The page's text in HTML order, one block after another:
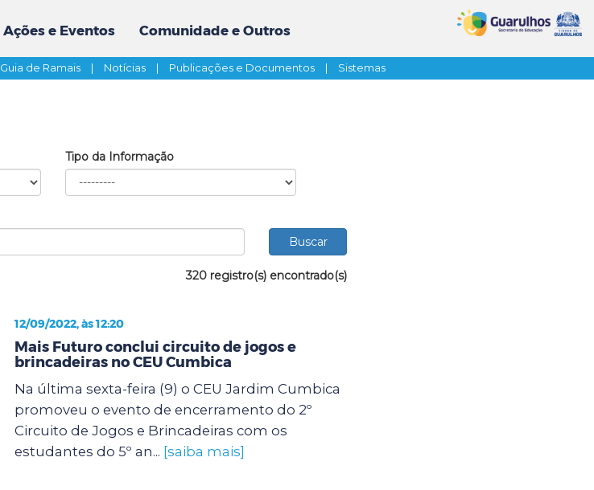
Ações e Eventos Comunidade e Outros
Guia de Ramais | Notícias | Publicações e Documentos | Sistemas
Tipo da Informação
320 registro(s) encontrado(s)
12/09/2022, às 12:20
Mais Futuro conclui circuito de jogos e
brincadeiras no CEU Cumbica
Na última sexta-feira (9) o CEU Jardim Cumbica
promoveu o evento de encerramento do 2º
Circuito de Jogos e Brincadeiras com os
estudantes do 5º an... [saiba mais]